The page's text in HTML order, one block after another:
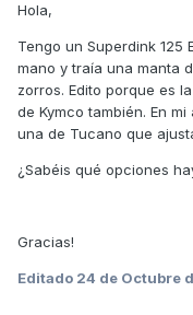
Hola,
Tengo un Superdink 125
mano y traía una manta
zorros. Edito porque es
de Kymco también. En
una de Tucano que
¿Sabéis qué opciones
Gracias!
Editado 24 de Octubre